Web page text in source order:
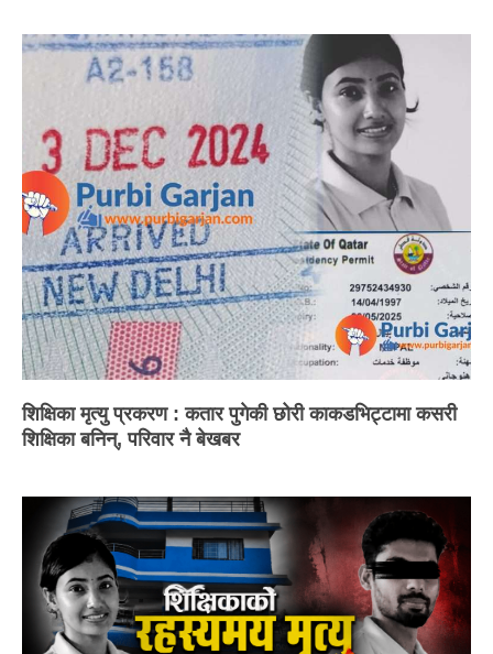
शिक्षिका मृत्यु प्रकरण : कतार पुगेकी छोरी काकडभिट्टामा कसरी
शिक्षिका बनिन्, परिवार नै बेखबर